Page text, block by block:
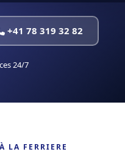
+41 78 319 32 82
24/7
LA FERRIERE